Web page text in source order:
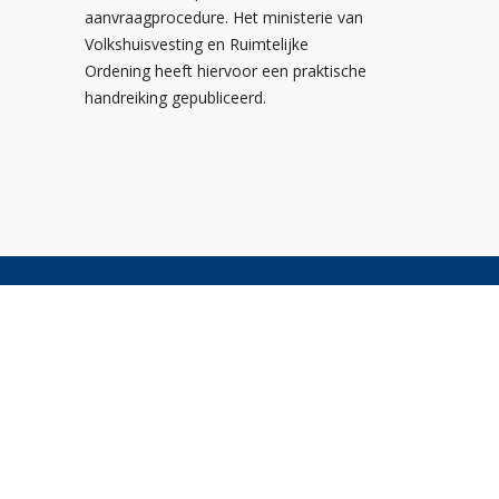
aanvraagprocedure. Het ministerie van
Volkshuisvesting en Ruimtelijke
Ordening heeft hiervoor een praktische
handreiking gepubliceerd.